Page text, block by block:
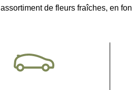
assortiment de fleurs fraîches, en